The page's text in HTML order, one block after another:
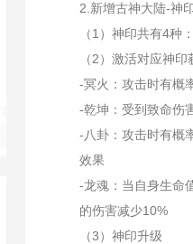
2.新增古神大陆-神
（1）神印共有4种
（2）激活对应神
-冥火：攻击时有概
-乾坤：受到致命伤
-八卦：攻击时有概
效果
-龙魂：当自身生命
的伤害减少10%
（3）神印升级